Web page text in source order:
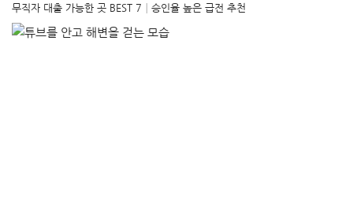
무직자 대출 가능한 곳 BEST 7│승인율 높은 급전 추천